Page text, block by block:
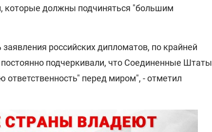
которые должны подчиняться "большим
российских дипломатов, по крайней
подчеркивали, что Соединенные Штаты
ответственность" перед миром", - отметил